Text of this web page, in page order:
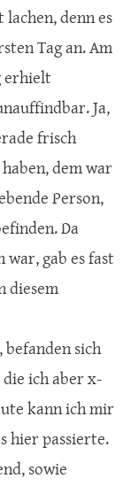
denn es
Tag an. Am
erhielt
Ja,
frisch
dem war
Person,
Da
war, gab es fast
diesem
befanden sich
die ich aber x-
kann ich mir
hier passierte.
sowie